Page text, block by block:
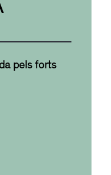
pels forts